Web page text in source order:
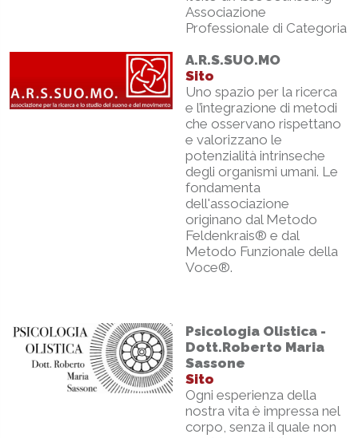
Associazione
Professionale di Categoria
A.R.S.SUO.MO
Sito
Uno spazio per la ricerca
e l’integrazione di metodi
che osservano rispettano
e valorizzano le
potenzialità intrinseche
degli organismi umani. Le
fondamenta
dell'associazione
originano dal Metodo
Feldenkrais® e dal
Metodo Funzionale della
Voce®.
Psicologia Olistica -
Dott.Roberto Maria
Sassone
Sito
Ogni esperienza della
nostra vita è impressa nel
corpo, senza il quale non